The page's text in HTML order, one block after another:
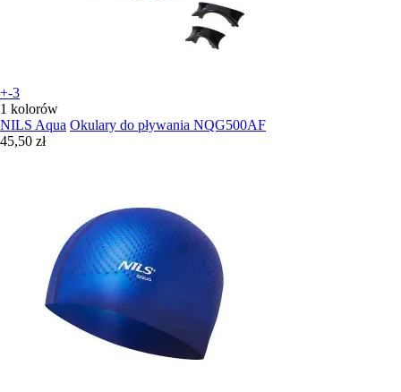
+-3
1 kolorów
NILS Aqua Okulary do pływania NQG500AF
45,50 zł